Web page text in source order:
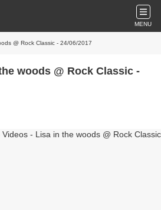
MENU
@ Rock Classic - 24/06/2017
woods @ Rock Classic -